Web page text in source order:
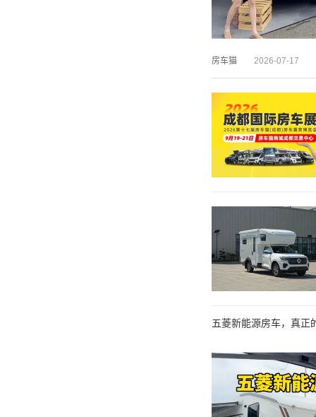
房车猫 2026-07-17
五菱新能源房车，真正